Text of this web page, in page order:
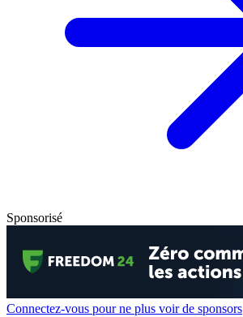
Sponsorisé
Connectez-vous pour ne plus voir de sponsors